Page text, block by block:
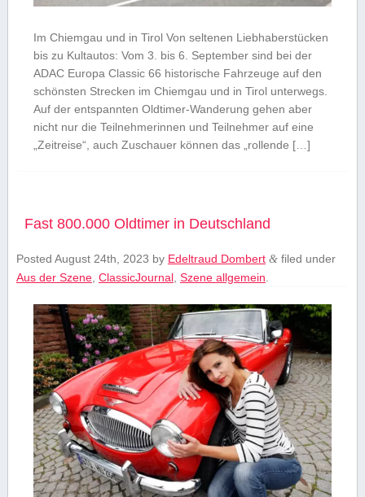
Im Chiemgau und in Tirol Von seltenen Liebhaberstücken
bis zu Kultautos: Vom 3. bis 6. September sind bei der
ADAC Europa Classic 66 historische Fahrzeuge auf den
schönsten Strecken im Chiemgau und in Tirol unterwegs.
Auf der entspannten Oldtimer-Wanderung gehen aber
nicht nur die Teilnehmerinnen und Teilnehmer auf eine
„Zeitreise“, auch Zuschauer können das „rollende […]
Fast 800.000 Oldtimer in Deutschland
Posted August 24th, 2023 by Edeltraud Dombert &filed under
Aus der Szene, ClassicJournal, Szene allgemein